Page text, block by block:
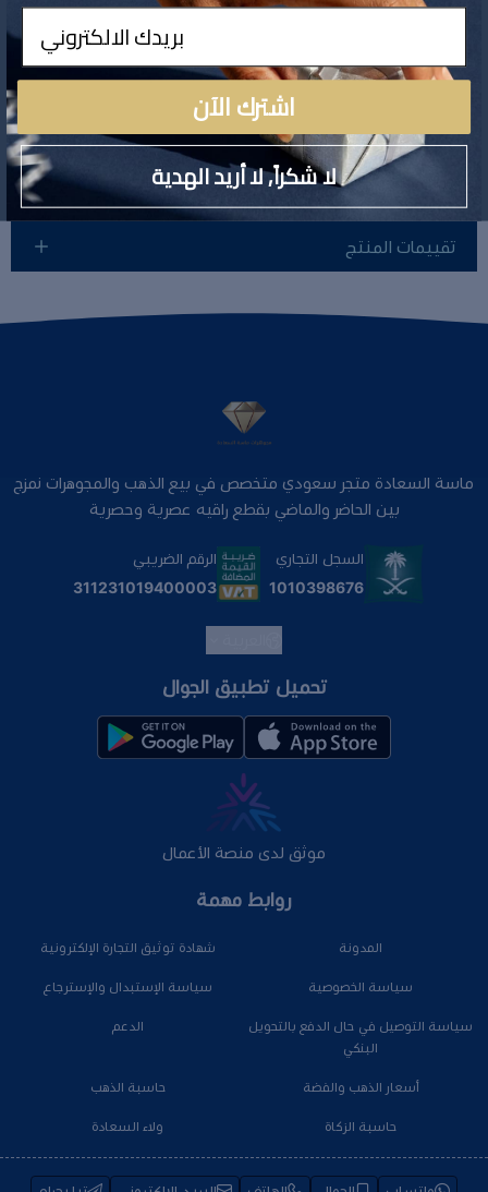
لا توجد تفاصيل لهذا المنتج
تقييمات المنتج
روابط مهمة
المدونة شهادة توثيق التجارة الإلكترونية
سياسة الخصوصية سياسة الإستبدال والإسترجاع
سياسة التوصيل في حال الدفع بالتحويل
البنكي
الدعم
أسعار الذهب والفضة حاسبة الذهب
حاسبة الزكاة ولاء السعادة
ماسة السعادة متجر سعودي متخصص في بيع الذهب والمجوهرات نمزج
بين الحاضر والماضي بقطع راقيه عصرية وحصرية
السجل التجاري
1010398676
الرقم الضريبي
311231019400003
تحميل تطبيق الجوال
موثق لدى منصة الأعمال
ادخال
اشترك الآن
لا شكراً, لا أريد الهدية